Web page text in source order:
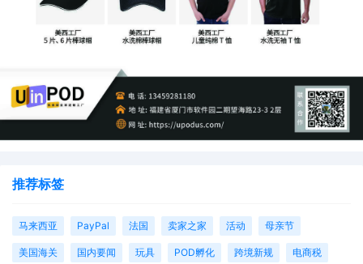
推荐标签
马来西亚 PayPal 法国 卖家之家 活动 母亲节
美国海关 国内要闻 玩具 POD孵化 跨境新规 电商税